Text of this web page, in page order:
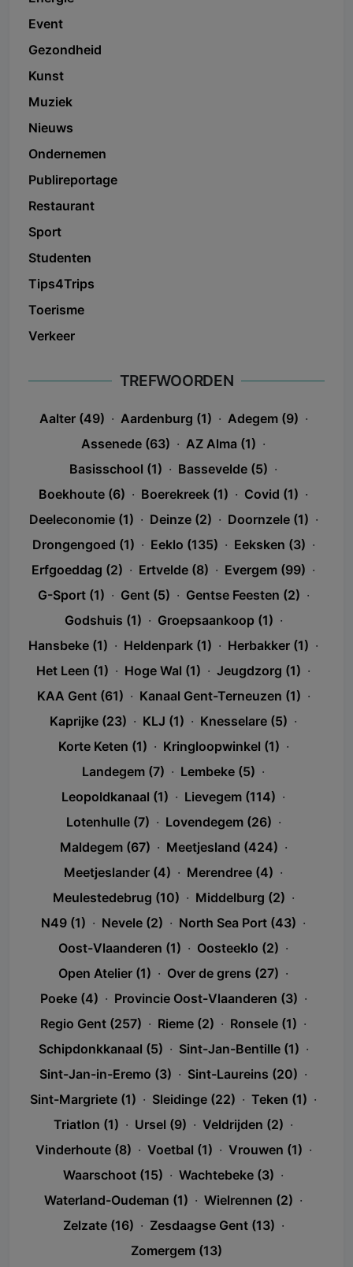
Event
Gezondheid
Kunst
Muziek
Nieuws
Ondernemen
Publireportage
Restaurant
Sport
Studenten
Tips4Trips
Toerisme
Verkeer
TREFWOORDEN
Aalter (49) · Aardenburg (1) · Adegem (9) ·
Assenede (63) · AZ Alma (1) ·
Basisschool (1) · Bassevelde (5) ·
Boekhoute (6) · Boerekreek (1) · Covid (1) ·
Deeleconomie (1) · Deinze (2) · Doornzele (1) ·
Drongengoed (1) · Eeklo (135) · Eeksken (3) ·
Erfgoeddag (2) · Ertvelde (8) · Evergem (99) ·
G-Sport (1) · Gent (5) · Gentse Feesten (2) ·
Godshuis (1) · Groepsaankoop (1) ·
Hansbeke (1) · Heldenpark (1) · Herbakker (1) ·
Het Leen (1) · Hoge Wal (1) · Jeugdzorg (1) ·
KAA Gent (61) · Kanaal Gent-Terneuzen (1) ·
Kaprijke (23) · KLJ (1) · Knesselare (5) ·
Korte Keten (1) · Kringloopwinkel (1) ·
Landegem (7) · Lembeke (5) ·
Leopoldkanaal (1) · Lievegem (114) ·
Lotenhulle (7) · Lovendegem (26) ·
Maldegem (67) · Meetjesland (424) ·
Meetjeslander (4) · Merendree (4) ·
Meulestedebrug (10) · Middelburg (2) ·
N49 (1) · Nevele (2) · North Sea Port (43) ·
Oost-Vlaanderen (1) · Oosteeklo (2) ·
Open Atelier (1) · Over de grens (27) ·
Poeke (4) · Provincie Oost-Vlaanderen (3) ·
Regio Gent (257) · Rieme (2) · Ronsele (1) ·
Schipdonkkanaal (5) · Sint-Jan-Bentille (1) ·
Sint-Jan-in-Eremo (3) · Sint-Laureins (20) ·
Sint-Margriete (1) · Sleidinge (22) · Teken (1) ·
Triatlon (1) · Ursel (9) · Veldrijden (2) ·
Vinderhoute (8) · Voetbal (1) · Vrouwen (1) ·
Waarschoot (15) · Wachtebeke (3) ·
Waterland-Oudeman (1) · Wielrennen (2) ·
Zelzate (16) · Zesdaagse Gent (13) ·
Zomergem (13)